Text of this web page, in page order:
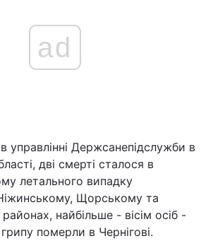
ad
управлінні Держсанепідслужби в
дві смерті сталося в
летального випадку
Щорському та
районах, найбільше - вісім осіб -
померли в Чернігові.